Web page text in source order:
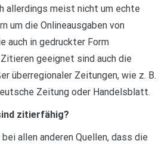
allerdings meist nicht um echte
um die Onlineausgaben von
auch in gedruckter Form
geeignet sind auch die
überregionaler Zeitungen, wie z. B.
Zeitung oder Handelsblatt.
zitierfähig?
allen anderen Quellen, dass die